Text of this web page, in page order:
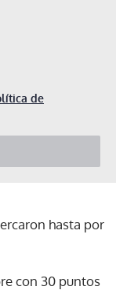
de
hasta por
con 30 puntos